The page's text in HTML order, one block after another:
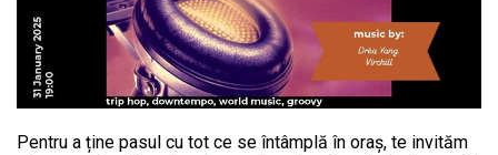
Pentru a ține pasul cu tot ce se întâmplă în oraș, te invităm